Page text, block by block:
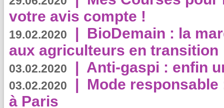
votre avis compte !
19.02.2020 | BioDemain : la
aux agriculteurs en transition
03.02.2020 | Anti-gaspi : enfin
03.02.2020 | Mode
à Paris